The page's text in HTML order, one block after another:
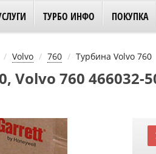
ТУРБО ИНФО ПОКУПКА
Volvo 760 Турбина Volvo 760
Volvo 760 466032-